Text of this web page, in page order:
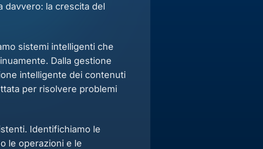
davvero: la crescita del
sistemi intelligenti che
Dalla gestione
intelligente dei contenuti
per risolvere problemi
Identifichiamo le
le operazioni e le